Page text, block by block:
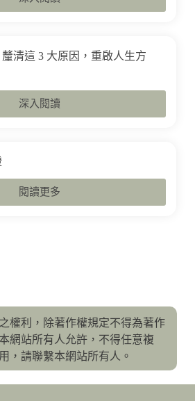
清這 3 大原因，重啟人生方
深入閱讀
閱讀更多
權利，除著作權規定不得為著作
網站所有人允許，不得任意複
，請聯繫本網站所有人。